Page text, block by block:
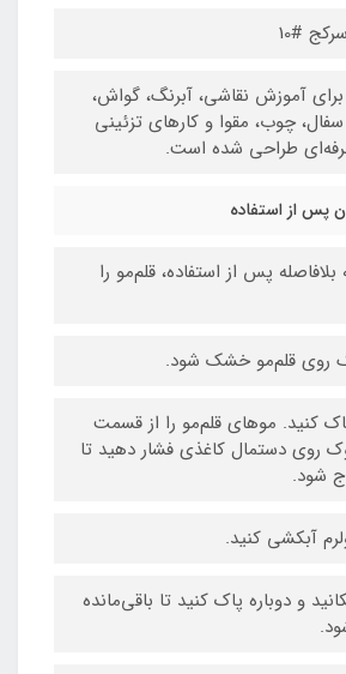
#10
آموزش نقاشی، آبرنگ، گواش،
چوب، مقوا و کارهای تزئینی
طراحی شده است.
پس از استفاده
پس از استفاده، قلم‌مو را
روی قلم‌مو خشک شود.
کنید. موهای قلم‌مو را از قسمت
روی دستمال کاغذی فشار دهید تا
شود.
آبکشی کنید.
و دوباره پاک کنید تا باقی‌مانده